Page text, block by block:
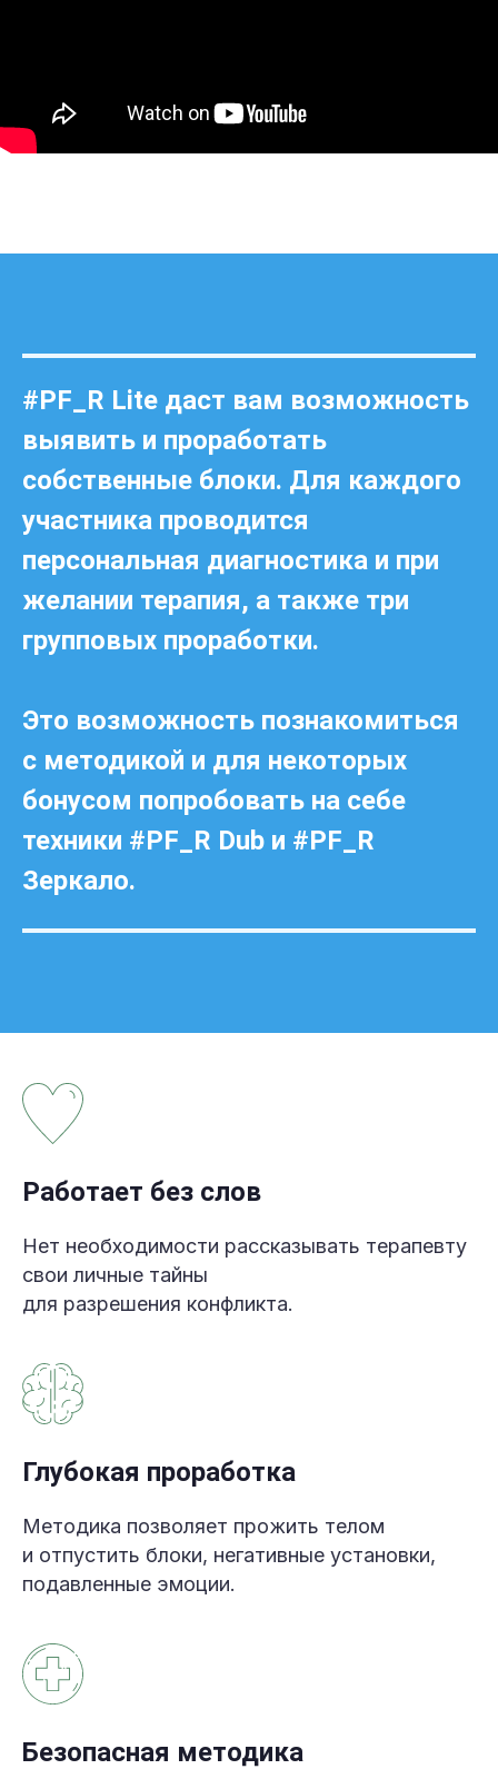
#PF_R Lite даст вам возможность
выявить и проработать
собственные блоки. Для каждого
участника проводится
персональная диагностика и при
желании терапия, а также три
групповых проработки.
Это возможность познакомиться
с методикой и для некоторых
бонусом попробовать на себе
техники #PF_R Dub и #PF_R
Зеркало.
Работает без слов
Нет необходимости рассказывать терапевту
свои личные тайны
для разрешения конфликта.
Глубокая проработка
Методика позволяет прожить телом
и отпустить блоки, негативные установки,
подавленные эмоции.
Безопасная методика
40 000 сом
Проводит Раушан Акназарова
БИШКЕК, 14-16 ИЮНЯ